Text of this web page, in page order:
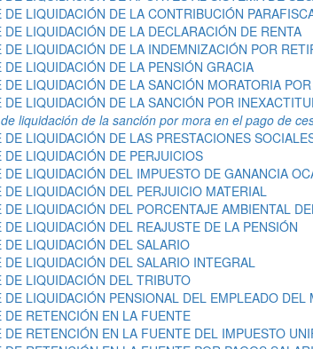
DE LIQUIDACIÓN DE LA CONTRIBUCIÓN
DE LIQUIDACIÓN DE LA DECLARACIÓN DE RENTA
DE LIQUIDACIÓN DE LA INDEMNIZACIÓN POR
DE LIQUIDACIÓN DE LA PENSIÓN GRACIA
DE LIQUIDACIÓN DE LA SANCIÓN MORATORIA
DE LIQUIDACIÓN DE LA SANCIÓN POR
liquidación de la sanción por mora en el pago de
DE LIQUIDACIÓN DE LAS PRESTACIONES
DE LIQUIDACIÓN DE PERJUICIOS
DE LIQUIDACIÓN DEL IMPUESTO DE GANANCIA
DE LIQUIDACIÓN DEL PERJUICIO MATERIAL
DE LIQUIDACIÓN DEL PORCENTAJE AMBIENTAL
DE LIQUIDACIÓN DEL REAJUSTE DE LA PENSIÓN
DE LIQUIDACIÓN DEL SALARIO
DE LIQUIDACIÓN DEL SALARIO INTEGRAL
DE LIQUIDACIÓN DEL TRIBUTO
DE LIQUIDACIÓN PENSIONAL DEL EMPLEADO
DE RETENCIÓN EN LA FUENTE
DE RETENCIÓN EN LA FUENTE DEL IMPUESTO